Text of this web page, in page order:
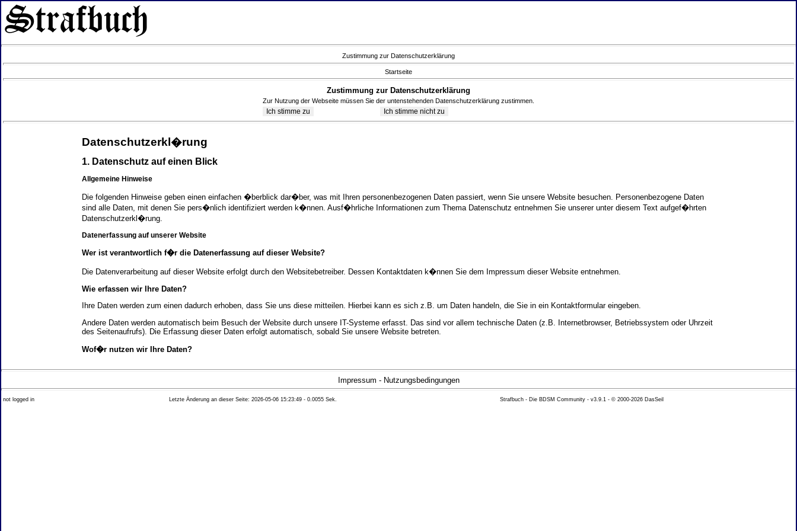
Zustimmung zur Datenschutzerklärung
Startseite
Zustimmung zur Datenschutzerklärung
Zur Nutzung der Webseite müssen Sie der untenstehenden Datenschutzerklärung zustimmen.
Datenschutzerkl�rung
1. Datenschutz auf einen Blick
Allgemeine Hinweise
Die folgenden Hinweise geben einen einfachen �berblick dar�ber, was mit Ihren personenbezogenen Daten passiert, wenn Sie unsere Website besuchen. Personenbezogene Daten
sind alle Daten, mit denen Sie pers�nlich identifiziert werden k�nnen. Ausf�hrliche Informationen zum Thema Datenschutz entnehmen Sie unserer unter diesem Text aufgef�hrten
Datenschutzerkl�rung.
Datenerfassung auf unserer Website
Wer ist verantwortlich f�r die Datenerfassung auf dieser Website?
Die Datenverarbeitung auf dieser Website erfolgt durch den Websitebetreiber. Dessen Kontaktdaten k�nnen Sie dem Impressum dieser Website entnehmen.
Wie erfassen wir Ihre Daten?
Ihre Daten werden zum einen dadurch erhoben, dass Sie uns diese mitteilen. Hierbei kann es sich z.B. um Daten handeln, die Sie in ein Kontaktformular eingeben.
Andere Daten werden automatisch beim Besuch der Website durch unsere IT-Systeme erfasst. Das sind vor allem technische Daten (z.B. Internetbrowser, Betriebssystem oder Uhrzeit
des Seitenaufrufs). Die Erfassung dieser Daten erfolgt automatisch, sobald Sie unsere Website betreten.
Wof�r nutzen wir Ihre Daten?
Ein Teil der Daten wird erhoben, um eine fehlerfreie Bereitstellung der Website zu gew�hrleisten. Andere Daten k�nnen zur Analyse Ihres Nutzerverhaltens verwendet werden.
Welche Rechte haben Sie bez�glich Ihrer Daten?
Sie haben jederzeit das Recht unentgeltlich Auskunft �ber Herkunft, Empf�nger und Zweck Ihrer gespeicherten personenbezogenen Daten zu erhalten. Sie haben au�erdem ein
Impressum - Nutzungsbedingungen
not logged in Letzte Änderung an dieser Seite: 2026-05-06 15:23:49 - 0.0055 Sek. Strafbuch - Die BDSM Community - v3.9.1 - © 2000-2026 DasSeil